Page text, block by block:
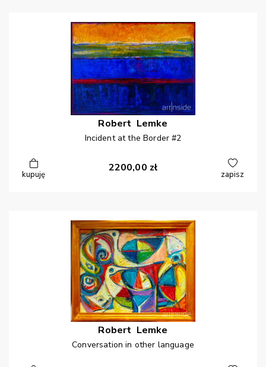
Robert Lemke
Incident at the Border #2
kupuję
2200,00 zł
zapisz
Robert Lemke
Conversation in other language